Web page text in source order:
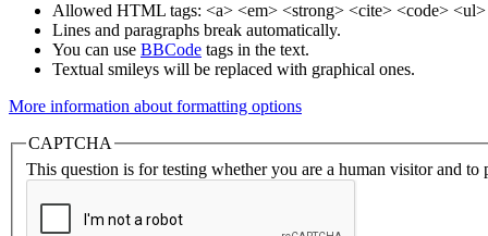
Allowed HTML tags: <a> <em> <strong> <cite> <code>
Lines and paragraphs break automatically.
You can use BBCode tags in the text.
Textual smileys will be replaced with graphical ones.
More information about formatting options
CAPTCHA
This question is for testing whether you are a human visitor and to